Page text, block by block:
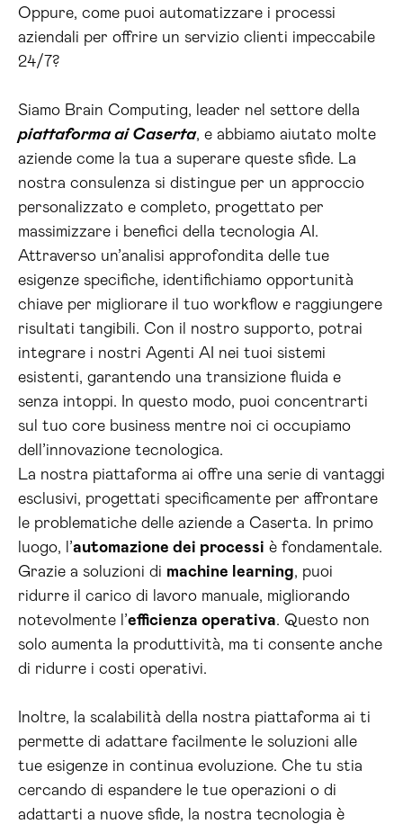
Oppure, come puoi automatizzare i processi
aziendali per offrire un servizio clienti impeccabile
24/7?
Siamo Brain Computing, leader nel settore della
piattaforma ai Caserta, e abbiamo aiutato molte
aziende come la tua a superare queste sfide. La
nostra consulenza si distingue per un approccio
personalizzato e completo, progettato per
massimizzare i benefici della tecnologia AI.
Attraverso un’analisi approfondita delle tue
esigenze specifiche, identifichiamo opportunità
chiave per migliorare il tuo workflow e raggiungere
risultati tangibili. Con il nostro supporto, potrai
integrare i nostri Agenti AI nei tuoi sistemi
esistenti, garantendo una transizione fluida e
senza intoppi. In questo modo, puoi concentrarti
sul tuo core business mentre noi ci occupiamo
dell’innovazione tecnologica.
La nostra piattaforma ai offre una serie di vantaggi
esclusivi, progettati specificamente per affrontare
le problematiche delle aziende a Caserta. In primo
luogo, l’automazione dei processi è fondamentale.
Grazie a soluzioni di machine learning, puoi
ridurre il carico di lavoro manuale, migliorando
notevolmente l’efficienza operativa. Questo non
solo aumenta la produttività, ma ti consente anche
di ridurre i costi operativi.
Inoltre, la scalabilità della nostra piattaforma ai ti
permette di adattare facilmente le soluzioni alle
tue esigenze in continua evoluzione. Che tu stia
cercando di espandere le tue operazioni o di
adattarti a nuove sfide, la nostra tecnologia è